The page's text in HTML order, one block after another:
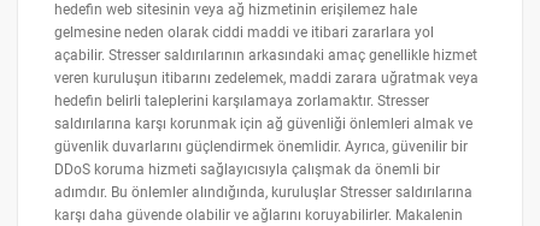
hedefin web sitesinin veya ağ hizmetinin erişilemez hale
gelmesine neden olarak ciddi maddi ve itibari zararlara yol
açabilir. Stresser saldırılarının arkasındaki amaç genellikle hizmet
veren kuruluşun itibarını zedelemek, maddi zarara uğratmak veya
hedefin belirli taleplerini karşılamaya zorlamaktır. Stresser
saldırılarına karşı korunmak için ağ güvenliği önlemleri almak ve
güvenlik duvarlarını güçlendirmek önemlidir. Ayrıca, güvenilir bir
DDoS koruma hizmeti sağlayıcısıyla çalışmak da önemli bir
adımdır. Bu önlemler alındığında, kuruluşlar Stresser saldırılarına
karşı daha güvende olabilir ve ağlarını koruyabilirler. Makalenin